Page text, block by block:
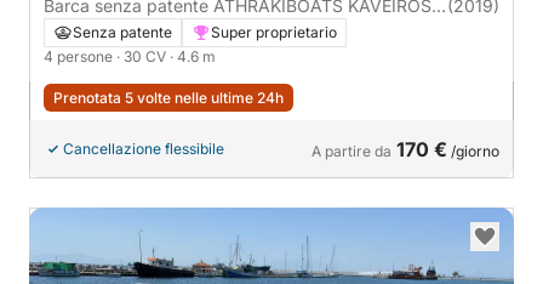
Barca senza patente ATHRAKIBOATS KAVEIROS
4.58 30CV
(2019)
Senza patente
Super proprietario
4 persone · 30 CV · 4.6 m
Prenotata 5 volte nelle ultime 24h
Cancellazione flessibile A partire da 170 € /giorno